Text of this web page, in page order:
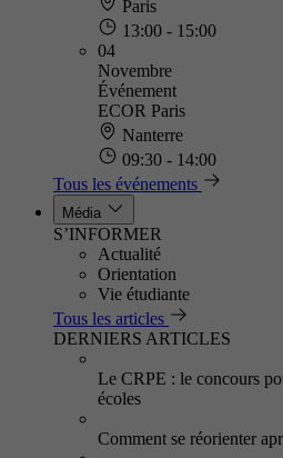
Paris
13:00 - 15:00
04
Novembre
Événement
ECOR Paris
Nanterre
09:30 - 14:00
Tous les événements
Média
S’INFORMER
Actualité
Orientation
Vie étudiante
Tous les articles
DERNIERS ARTICLES
Le CRPE : le concours
écoles
Comment se réorienter